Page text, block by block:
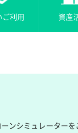
ご利用 資産
ンシミュレーター